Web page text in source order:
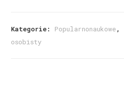
Kategorie: Popularnonaukowe ,
osobisty